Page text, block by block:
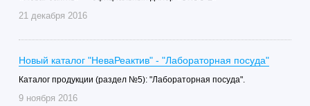
21 декабря 2016
Новый каталог "НеваРеактив" - "Лабораторная посуда"
Каталог продукции (раздел №5): "Лабораторная посуда".
9 ноября 2016